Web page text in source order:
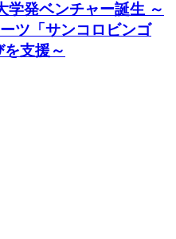
学発ベンチャー誕生 ～
ツ「サンコロビンゴ
支援～